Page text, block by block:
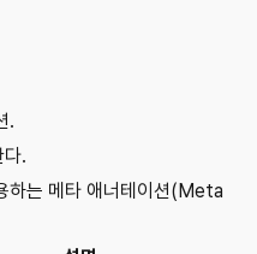
.
.
하는 메타 애너테이션(Meta